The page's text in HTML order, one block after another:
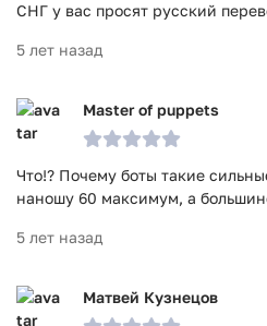
СНГ у вас просят русский
5 лет назад
Master of puppets
Что!? Почему боты такие
наношу 60 максимум, а
5 лет назад
Матвей Кузнецов